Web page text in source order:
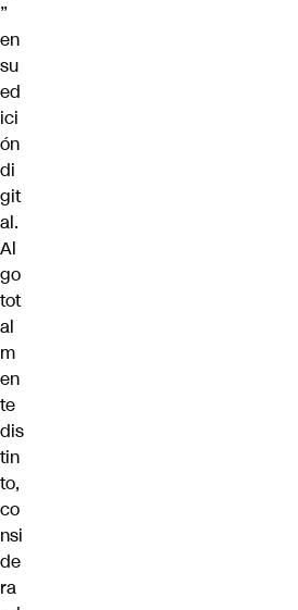
”
en
su
ed
ici
ón
di
git
al.
Al
go
tot
al
m
en
te
dis
tin
to,
co
nsi
de
ra